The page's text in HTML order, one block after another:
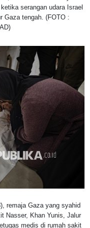
serangan udara Israel
Gaza tengah. (FOTO :
remaja Gaza yang syahid
Nasser, Khan Yunis, Jalur
medis di rumah sakit